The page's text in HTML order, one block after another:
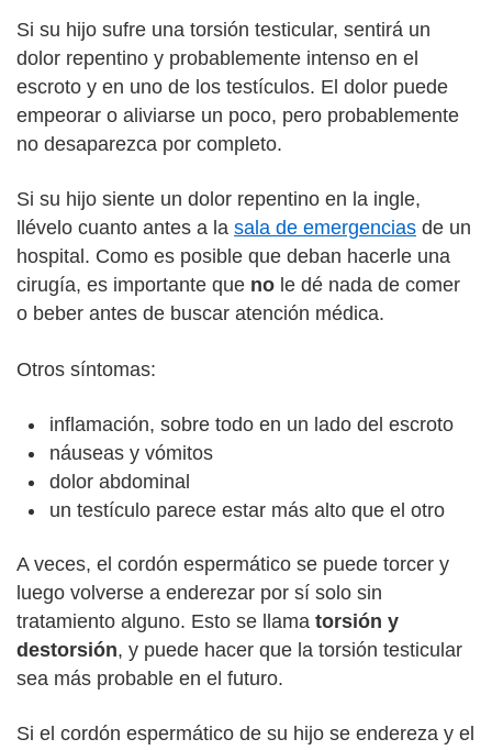
Si su hijo sufre una torsión testicular, sentirá un
dolor repentino y probablemente intenso en el
escroto y en uno de los testículos. El dolor puede
empeorar o aliviarse un poco, pero probablemente
no desaparezca por completo.
Si su hijo siente un dolor repentino en la ingle,
llévelo cuanto antes a la sala de emergencias de un
hospital. Como es posible que deban hacerle una
cirugía, es importante que no le dé nada de comer
o beber antes de buscar atención médica.
Otros síntomas:
inflamación, sobre todo en un lado del escroto
náuseas y vómitos
dolor abdominal
un testículo parece estar más alto que el otro
A veces, el cordón espermático se puede torcer y
luego volverse a enderezar por sí solo sin
tratamiento alguno. Esto se llama torsión y
destorsión, y puede hacer que la torsión testicular
sea más probable en el futuro.
Si el cordón espermático de su hijo se endereza y el